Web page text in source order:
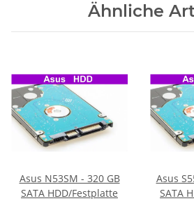
Ähnliche
Asus N53SM - 320 GB
SATA HDD/Festplatte
Asus
SATA